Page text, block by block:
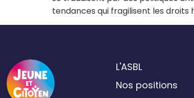
tendances qui fragilisent les droits
L'ASBL
Nos positions